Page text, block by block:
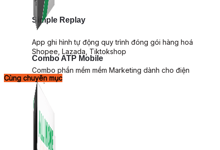
Combo ATP Mobile
Combo phần mềm mềm Marketing dành cho điện
thoại.
Simple Replay
App ghi hình tự động quy trình đóng gói hàng hoá
Shopee, Lazada, Tiktokshop
Cùng chuyên mục